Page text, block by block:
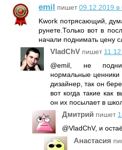
emil пишет 09.12.2019 в
Kwork потрясающий,
рунете.Только вот в
начали поднимать цену
VladChV пишет
@emil, не
нормальные
дизайнер, так он
вот когда такие как
он их посылает в
Дмитрий пишет
@VladChV, и
Анастасия